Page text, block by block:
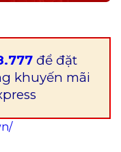
để đặt
khuyến mãi